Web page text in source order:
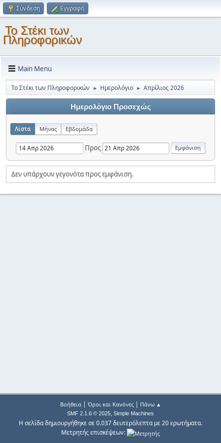
Σύνδεση Εγγραφή
Το Στέκι των
Πληροφορικών
Main Menu
Το Στέκι των Πληροφορικών ► Ημερολόγιο ► Απρίλιος 2026
Ημερολόγιο Προσεχώς
Λίστα Μήνας Εβδομάδα
Προς
Δεν υπάρχουν γεγονότα προς εμφάνιση.
Βοήθεια| Όροι και Κανόνες| Πάνω ▲
SMF 2.1.6 © 2025, Simple Machines
Η σελίδα δημιουργήθηκε σε 0.037 δευτερόλεπτα με 20 ερωτήματα.
Μετρητής επισκέψεων: